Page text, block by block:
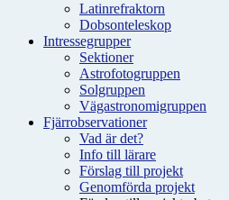
Latinrefraktorn
Dobsonteleskop
Intressegrupper
Sektioner
Astrofotogruppen
Solgruppen
Vägastronomigruppen
Fjärrobservationer
Vad är det?
Info till lärare
Förslag till projekt
Genomförda projekt